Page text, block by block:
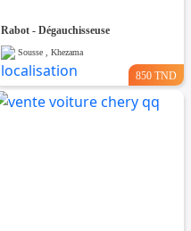
Rabot - Dégauchisseuse
Sousse , Khezama
850 TND